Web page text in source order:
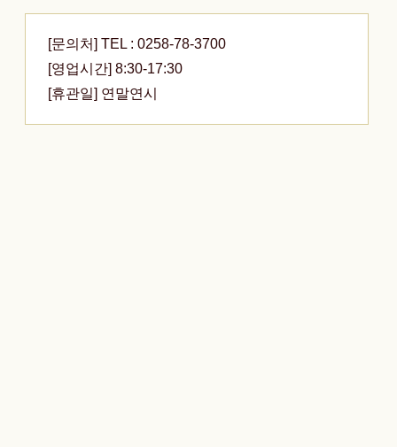
[문의처] TEL : 0258-78-3700
[영업시간] 8:30-17:30
[휴관일] 연말연시